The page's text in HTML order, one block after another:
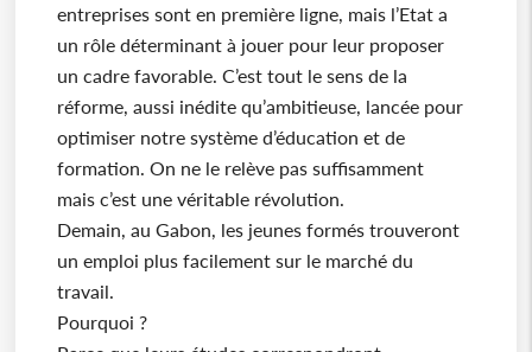
entreprises sont en première ligne, mais l’Etat a
un rôle déterminant à jouer pour leur proposer
un cadre favorable. C’est tout le sens de la
réforme, aussi inédite qu’ambitieuse, lancée pour
optimiser notre système d’éducation et de
formation. On ne le relève pas suffisamment
mais c’est une véritable révolution.
Demain, au Gabon, les jeunes formés trouveront
un emploi plus facilement sur le marché du
travail.
Pourquoi ?